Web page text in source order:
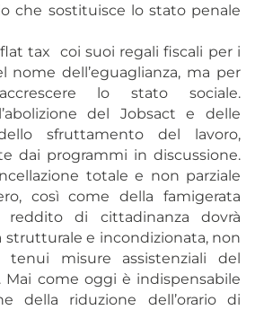
che sostituisce lo stato penale
tax coi suoi regali fiscali per i
nome dell’eguaglianza, ma per
lo stato sociale.
del Jobsact e delle
sfruttamento del lavoro,
dai programmi in discussione.
totale e non parziale
così come della famigerata
reddito di cittadinanza dovrà
strutturale e incondizionata, non
tenui misure assistenziali del
Mai come oggi è indispensabile
della riduzione dell’orario di